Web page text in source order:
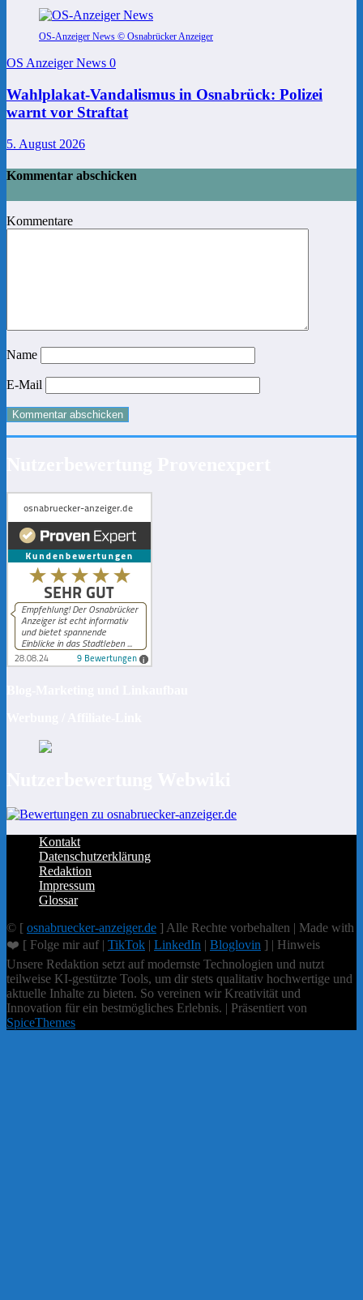
OS-Anzeiger News © Osnabrücker Anzeiger
OS Anzeiger News 0
Wahlplakat-Vandalismus in Osnabrück: Polizei
warnt vor Straftat
5. August 2026
Kommentar abschicken
Kommentare
Name
E-Mail
Kontakt
Datenschutzerklärung
Redaktion
Impressum
Glossar
© [ osnabruecker-anzeiger.de ] Alle Rechte vorbehalten | Made with
❤️ [ Folge mir auf | TikTok | LinkedIn | Bloglovin ] | Hinweis
Unsere Redaktion setzt auf modernste Technologien und nutzt
teilweise KI-gestützte Tools, um dir stets qualitativ hochwertige und
aktuelle Inhalte zu bieten. So vereinen wir Kreativität und
Innovation für ein bestmögliches Erlebnis. | Präsentiert von
SpiceThemes